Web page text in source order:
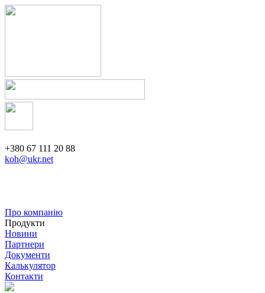
+380 67 111 20 88
koh@ukr.net
Про компанію
Продукти
Новини
Партнери
Документи
Калькулятор
Контакти